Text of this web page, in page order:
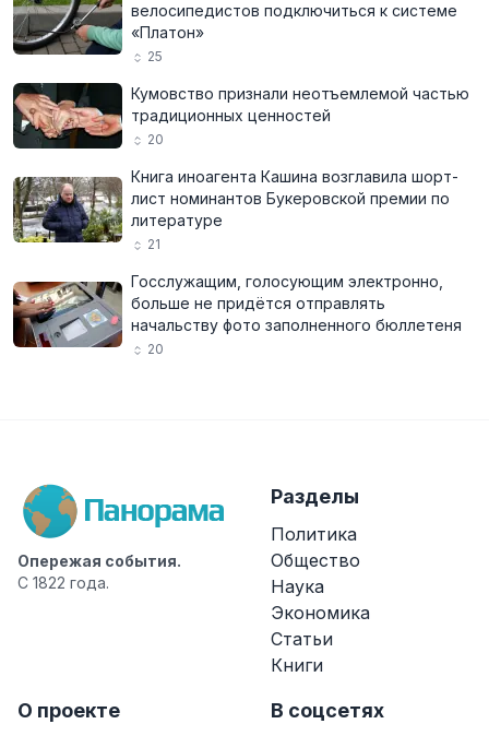
велосипедистов подключиться к системе
«Платон»
25
Кумовство признали неотъемлемой частью
традиционных ценностей
20
Книга иноагента Кашина возглавила шорт-
лист номинантов Букеровской премии по
литературе
21
Госслужащим, голосующим электронно,
больше не придётся отправлять
начальству фото заполненного бюллетеня
20
Опережая события.
С 1822 года.
Разделы
Политика
Общество
Наука
Экономика
Статьи
Книги
О проекте В соцсетях